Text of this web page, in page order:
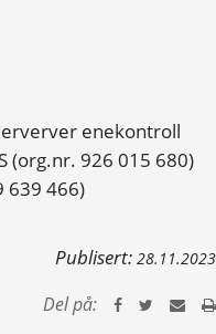
enekontroll
(org.nr. 926 015 680)
639 466)
Publisert: 28.11.2023
Del på: